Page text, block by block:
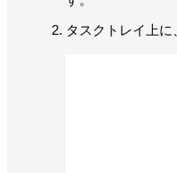
タスクトレイ上に